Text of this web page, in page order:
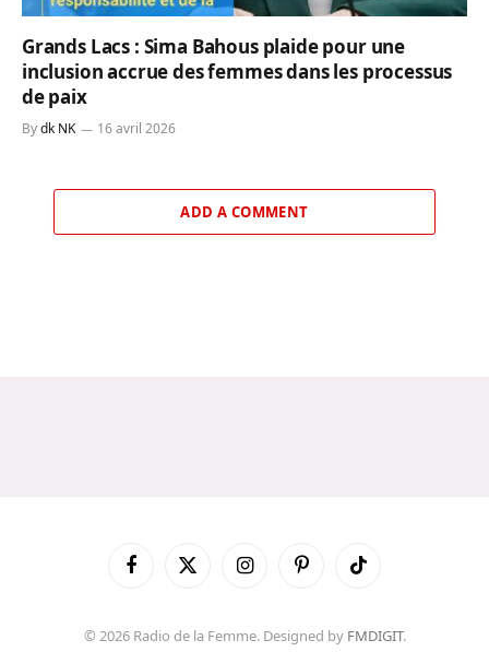
Grands Lacs : Sima Bahous plaide pour une
inclusion accrue des femmes dans les processus
de paix
Bydk NK 16 avril 2026
ADD A COMMENT
FacebookX
InstagramPinterestTikTok
© 2026 Radio de la Femme. Designed by FMDIGIT.